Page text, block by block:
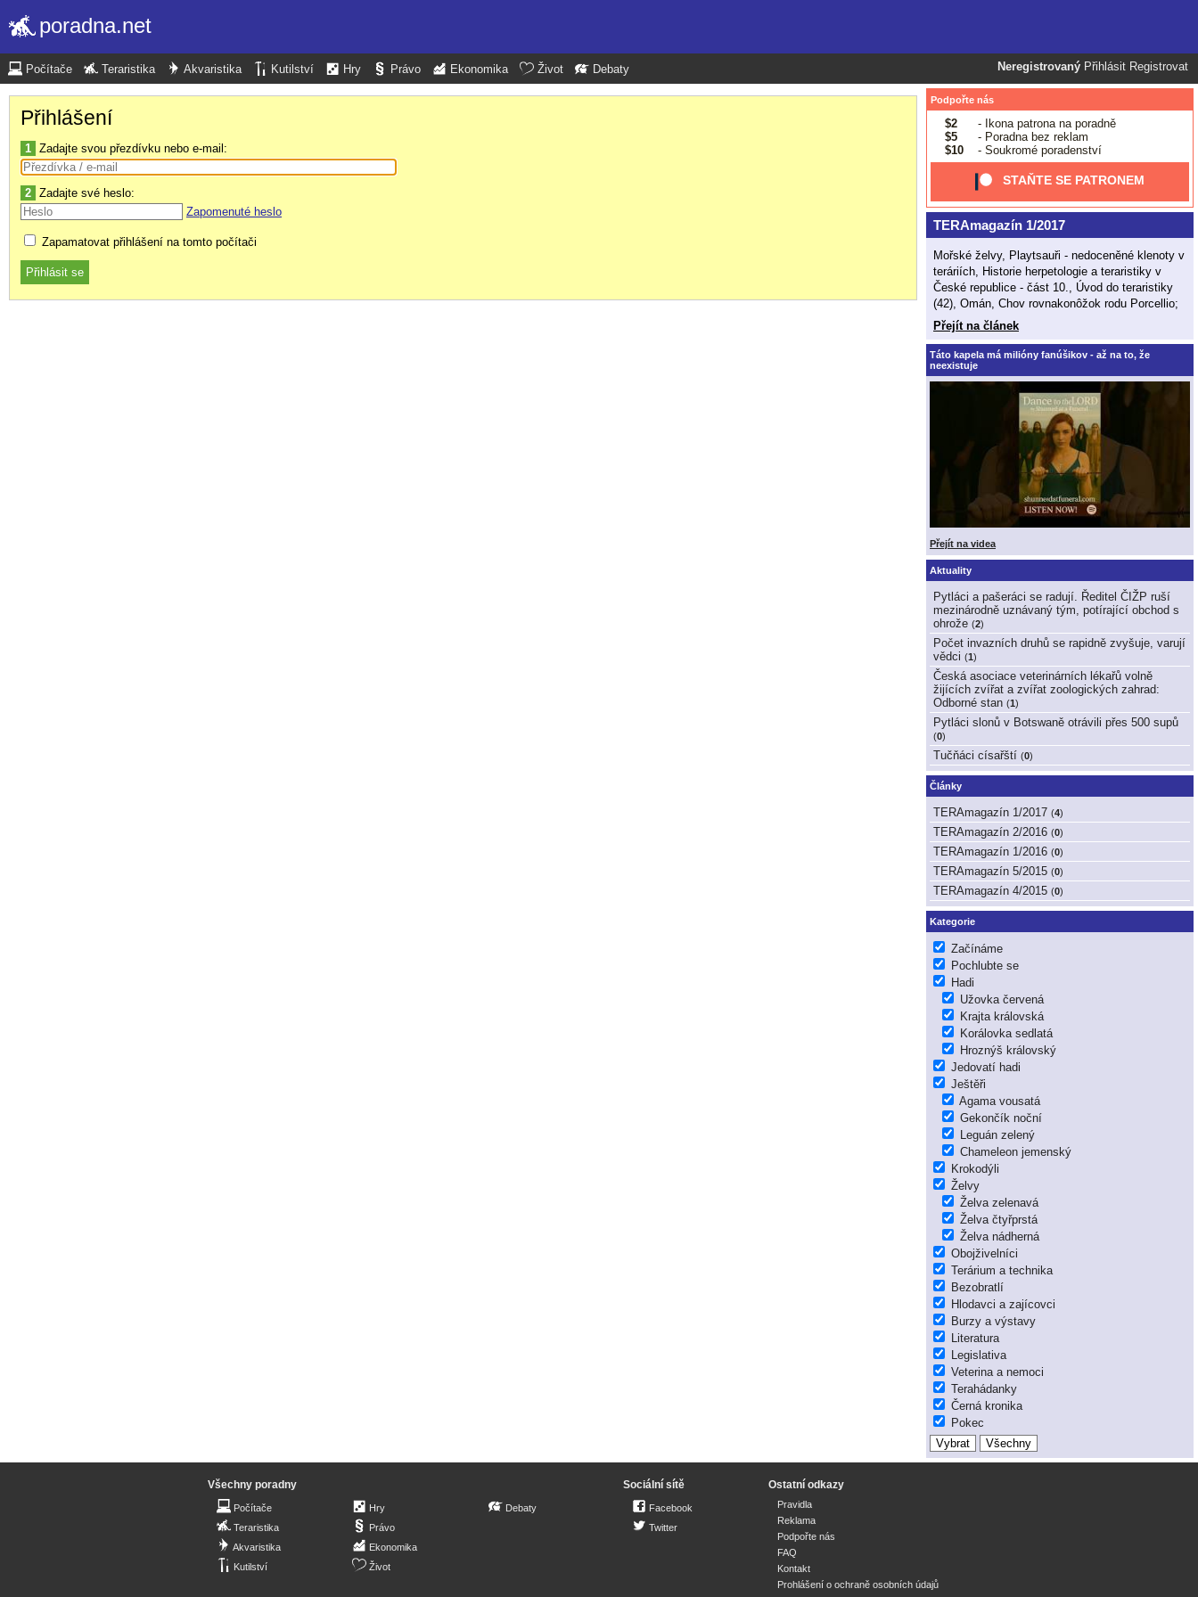
poradna.net
Neregistrovaný Přihlásit Registrovat
Počítače Teraristika Akvaristika Kutilství Hry Právo Ekonomika Život Debaty
Přihlášení
1 Zadajte svou přezdívku nebo e-mail:
2 Zadajte své heslo:
Zapomenuté heslo
Zapamatovat přihlášení na tomto počítači
Podpořte nás
$2
- Ikona patrona na poradně
$5
- Poradna bez reklam
$10
- Soukromé poradenství
STAŇTE SE PATRONEM
TERAmagazín 1/2017
Mořské želvy, Playtsauři - nedoceněné klenoty v
teráriích, Historie herpetologie a teraristiky v
České republice - část 10., Úvod do teraristiky
(42), Omán, Chov rovnakonôžok rodu Porcellio;
Přejít na článek
Táto kapela má milióny fanúšikov - až na to, že
neexistuje
Přejít na videa
Aktuality
Pytláci a pašeráci se radují. Ředitel ČIŽP ruší
mezinárodně uznávaný tým, potírající obchod s
ohrože (2)
Počet invazních druhů se rapidně zvyšuje, varují
vědci (1)
Česká asociace veterinárních lékařů volně
žijících zvířat a zvířat zoologických zahrad:
Odborné stan (1)
Pytláci slonů v Botswaně otrávili přes 500 supů
(0)
Tučňáci císařští (0)
Články
TERAmagazín 1/2017 (4)
TERAmagazín 2/2016 (0)
TERAmagazín 1/2016 (0)
TERAmagazín 5/2015 (0)
TERAmagazín 4/2015 (0)
Kategorie
Začínáme
Pochlubte se
Hadi
Užovka červená
Krajta královská
Korálovka sedlatá
Hroznýš královský
Jedovatí hadi
Ještěři
Agama vousatá
Gekončík noční
Leguán zelený
Chameleon jemenský
Krokodýli
Želvy
Želva zelenavá
Želva čtyřprstá
Želva nádherná
Obojživelníci
Terárium a technika
Bezobratlí
Hlodavci a zajícovci
Burzy a výstavy
Literatura
Legislativa
Veterina a nemoci
Terahádanky
Černá kronika
Pokec
Všechny poradny
Počítače
Teraristika
Akvaristika
Kutilství
Hry
Právo
Ekonomika
Život
Debaty
Sociální sítě
Facebook
Twitter
Ostatní odkazy
Pravidla
Reklama
Podpořte nás
FAQ
Kontakt
Prohlášení o ochraně osobních údajů